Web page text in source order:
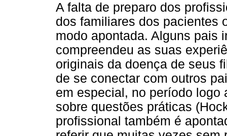
A falta de preparo dos
dos familiares dos pacientes
modo apontada. Alguns pais
compreendeu as suas
originais da doença de seus
de se conectar com outros
em especial, no período logo
sobre questões práticas
profissional também é